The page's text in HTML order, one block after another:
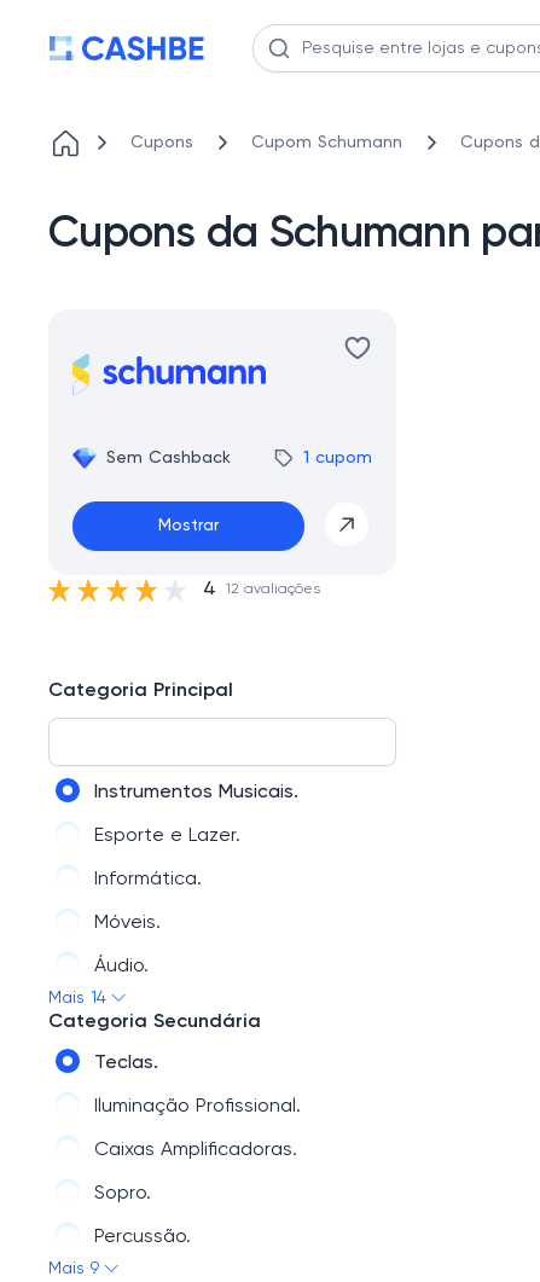
Cupons Cupom Schumann Cupons
Cupons da Schumann
Sem Cashback 1 cupom
Mostrar
4 12 avaliações
Categoria Principal
Instrumentos Musicais.
Esporte e Lazer.
Informática.
Móveis.
Áudio.
Beleza.
Eletroportáteis.
Eletrodomésticos.
Utilidade Doméstica.
Schumann
Climatização.
Tv e Vídeo.
Mais 14
Categoria Secundária
Teclas.
Iluminação Profissional.
Caixas Amplificadoras.
Sopro.
Percussão.
Mais 9